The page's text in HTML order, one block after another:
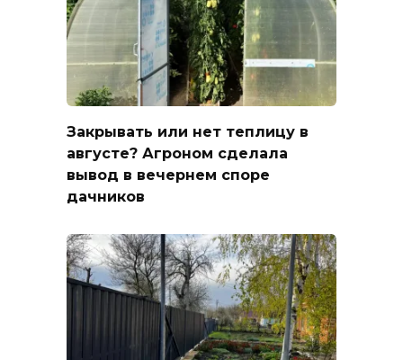
Закрывать или нет теплицу в
августе? Агроном сделала
вывод в вечернем споре
дачников